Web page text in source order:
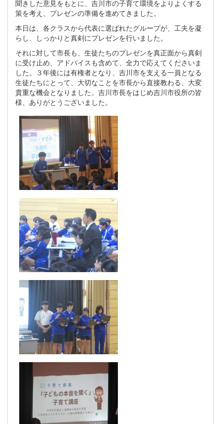
聞きした意見をもとに、吉川市の子育て環境をよりよくする
策を考え、プレゼンの準備を進めてきました。
本日は、各クラスから代表に選ばれたグループが、工夫を凝
らし、しっかりと真剣にプレゼンを行いました。
それに対して市長も、生徒たちのプレゼンを真正面から真剣
に受け止め、アドバイスも含めて、全力で応えてくださいま
した。３年後には有権者となり、吉川市を支える一員となる
生徒たちにとって、大切なことを市長から直接教わる、大変
貴重な機会となりました。吉川市長をはじめ吉川市役所の皆
様、ありがとうございました。